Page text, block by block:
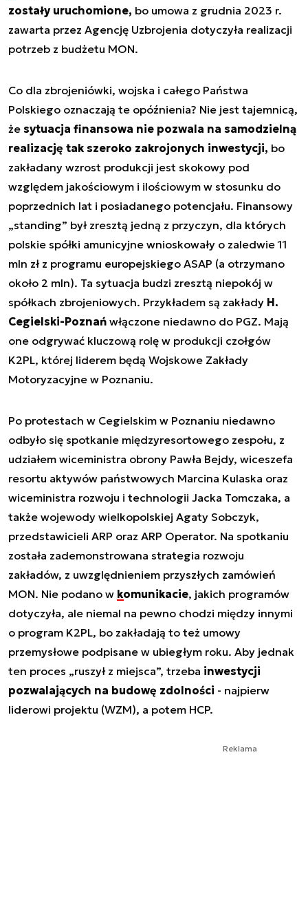
zostały uruchomione, bo umowa z grudnia 2023 r.
zawarta przez Agencję Uzbrojenia dotyczyła realizacji
potrzeb z budżetu MON.
Co dla zbrojeniówki, wojska i całego Państwa
Polskiego oznaczają te opóźnienia? Nie jest tajemnicą,
że sytuacja finansowa nie pozwala na samodzielną
realizację tak szeroko zakrojonych inwestycji, bo
zakładany wzrost produkcji jest skokowy pod
względem jakościowym i ilościowym w stosunku do
poprzednich lat i posiadanego potencjału. Finansowy
„standing” był zresztą jedną z przyczyn, dla których
polskie spółki amunicyjne wnioskowały o zaledwie 11
mln zł z programu europejskiego ASAP (a otrzymano
około 2 mln). Ta sytuacja budzi zresztą niepokój w
spółkach zbrojeniowych. Przykładem są zakłady H.
Cegielski-Poznań włączone niedawno do PGZ. Mają
one odgrywać kluczową rolę w produkcji czołgów
K2PL, której liderem będą Wojskowe Zakłady
Motoryzacyjne w Poznaniu.
Po protestach w Cegielskim w Poznaniu niedawno
odbyło się spotkanie międzyresortowego zespołu, z
udziałem wiceministra obrony Pawła Bejdy, wiceszefa
resortu aktywów państwowych Marcina Kulaska oraz
wiceministra rozwoju i technologii Jacka Tomczaka, a
także wojewody wielkopolskiej Agaty Sobczyk,
przedstawicieli ARP oraz ARP Operator. Na spotkaniu
została zademonstrowana strategia rozwoju
zakładów, z uwzględnieniem przyszłych zamówień
MON. Nie podano w komunikacie, jakich programów
dotyczyła, ale niemal na pewno chodzi między innymi
o program K2PL, bo zakładają to też umowy
przemysłowe podpisane w ubiegłym roku. Aby jednak
ten proces „ruszył z miejsca”, trzeba inwestycji
pozwalających na budowę zdolności - najpierw
liderowi projektu (WZM), a potem HCP.
Reklama